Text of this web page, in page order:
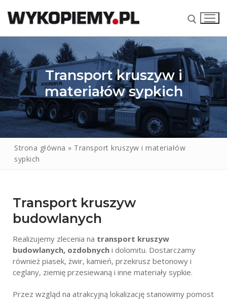
STRONA GŁÓWNA
Wynajem koparek
Kruszarki i przesiewacze
Transport kruszyw
Rozbiórki, wyburzenia
KONTAKT
Transport kruszyw i
materiałów sypkich
Strona główna » Transport kruszyw i materiałów
sypkich
Transport kruszyw
budowlanych
Realizujemy zlecenia na transport kruszyw
budowlanych, ozdobnych i dolomitu. Dostarczamy
również piasek, żwir, kamień, przekrusz betonowy i
ceglany, ziemię przesiewaną i inne materiały sypkie.
Przez wzgląd na atrakcyjną lokalizację stanowimy pomost